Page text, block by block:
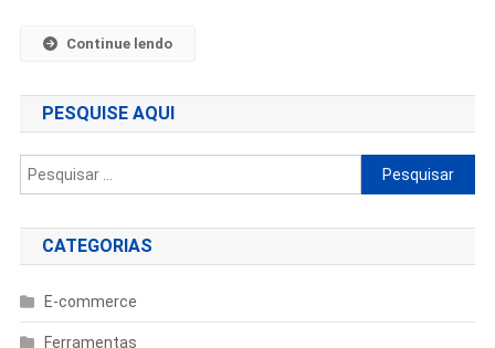
Continue lendo
PESQUISE AQUI
Pesquisar
por:
CATEGORIAS
E-commerce
Ferramentas